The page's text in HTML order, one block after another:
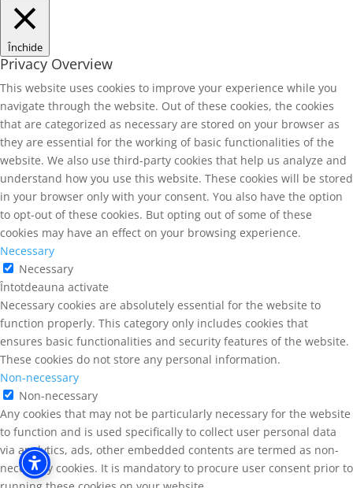
Închide
Privacy Overview
This website uses cookies to improve your experience while you
navigate through the website. Out of these cookies, the cookies
that are categorized as necessary are stored on your browser as
they are essential for the working of basic functionalities of the
website. We also use third-party cookies that help us analyze and
understand how you use this website. These cookies will be stored
in your browser only with your consent. You also have the option
to opt-out of these cookies. But opting out of some of these
cookies may have an effect on your browsing experience.
Necessary
Necessary
Întotdeauna activate
Necessary cookies are absolutely essential for the website to
function properly. This category only includes cookies that
ensures basic functionalities and security features of the website.
These cookies do not store any personal information.
Non-necessary
Non-necessary
Any cookies that may not be particularly necessary for the website
to function and is used specifically to collect user personal data
via analytics, ads, other embedded contents are termed as non-
necessary cookies. It is mandatory to procure user consent prior to